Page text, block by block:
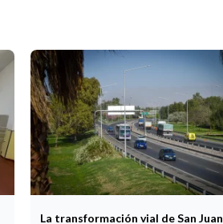
La transformación vial de San Juan